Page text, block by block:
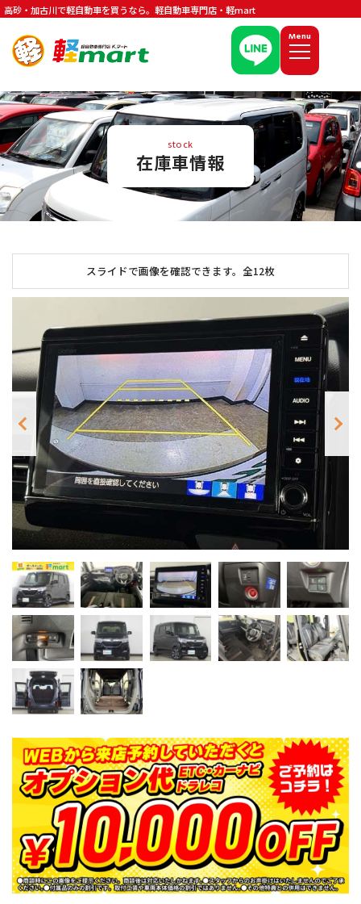
高砂・加古川で軽自動車を買うなら。軽自動車専門店・軽mart
Menu
stock
在庫車情報
スライドで画像を確認できます。 全12枚